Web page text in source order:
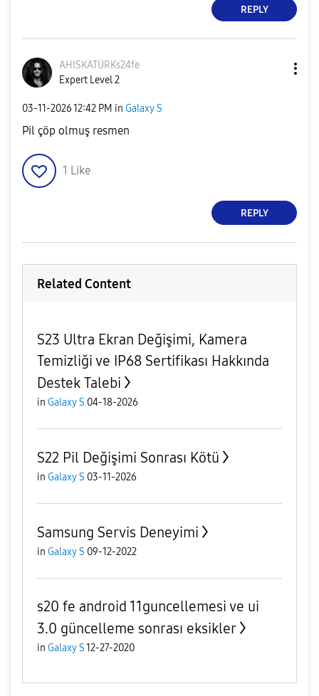
REPLY
AHISKATÜRKs24fe
Expert Level 2
‎03-11-202612:42 PM in Galaxy S
Pil çöp olmuş resmen
1 Like
REPLY
Related Content
S23 Ultra Ekran Değişimi, Kamera
Temizliği ve IP68 Sertifikası Hakkında
Destek Talebi
in Galaxy S 04-18-2026
S22 Pil Değişimi Sonrası Kötü
in Galaxy S 03-11-2026
Samsung Servis Deneyimi
in Galaxy S 09-12-2022
s20 fe android 11guncellemesi ve ui
3.0 güncelleme sonrası eksikler
in Galaxy S12-27-2020